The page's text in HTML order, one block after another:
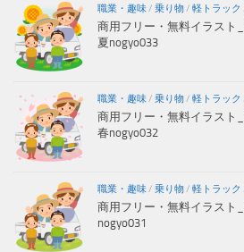
職業・趣味/ 乗り物/ 軽トラック
商用フリー・無料イラスト
夏nogyo033
職業・趣味/ 乗り物/ 軽トラック
商用フリー・無料イラスト
春nogyo032
職業・趣味/ 乗り物/ 軽トラック
商用フリー・無料イラスト
nogyo031